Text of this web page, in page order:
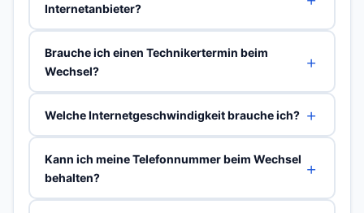
Internetanbieter?
Brauche ich einen Technikertermin beim
Wechsel?
Welche Internetgeschwindigkeit brauche ich?
Kann ich meine Telefonnummer beim Wechsel
behalten?